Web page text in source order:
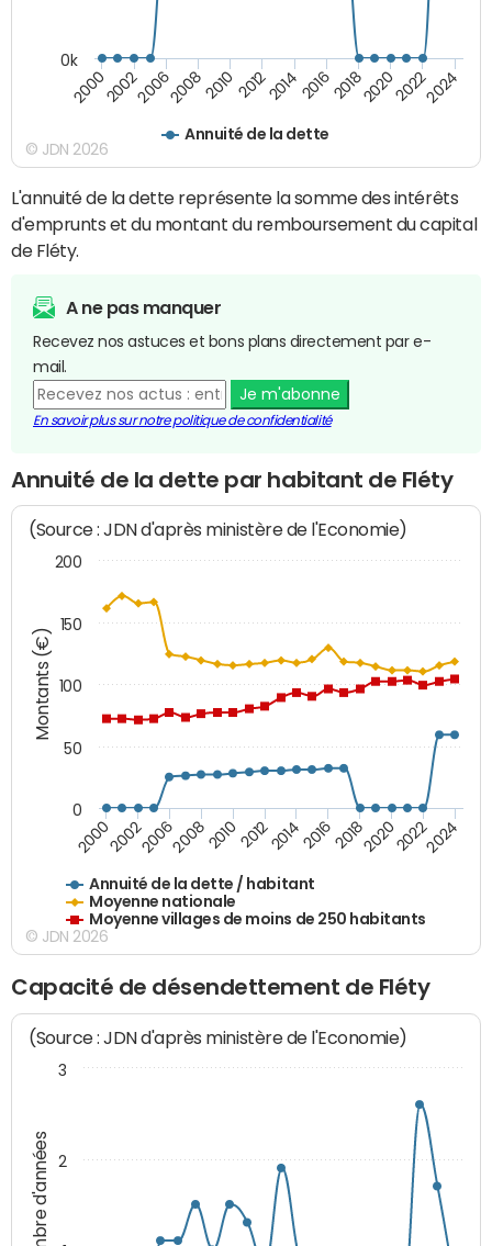
Annuité de la dette
20002002200620082010 2012201420162018202020222024
0k
© JDN 2026
L'annuité de la dette représente la somme des intérêts
d'emprunts et du montant du remboursement du capital
de Fléty.
A ne pas manquer
Recevez nos astuces et bons plans directement par e-
mail.
Je m'abonne
En savoir plus sur notre politique de confidentialité
Annuité de la dette par habitant de Fléty
Montants (€)
(Source : JDN d'après ministère de l'Economie)
Annuité de la dette / habitant
Moyenne nationale
Moyenne villages de moins de 250 habitants
200020022006200820102012201420162018202020222024
0
50
100
150
200
© JDN 2026
Capacité de désendettement de Fléty
Nombre d'années
(Source : JDN d'après ministère de l'Economie)
2
3